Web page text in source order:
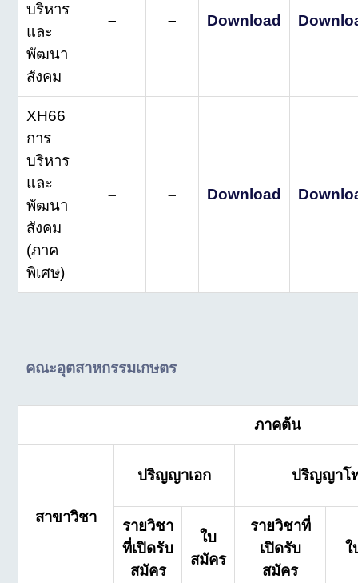
บริหาร
และ
พัฒนา
สังคม
– – Download
XH66
การ
บริหาร
และ
พัฒนา
สังคม
(ภาค
พิเศษ)
– – Download
คณะอุตสาหกรรมเกษตร
ภาคต้น
สาขาวิชา
ปริญญาเอก ปริญญาโ
รายวิชา
ที่เปิดรับ
สมัคร
ใบ
สมัคร
รายวิชาที่
เปิดรับ
สมัคร
ใ